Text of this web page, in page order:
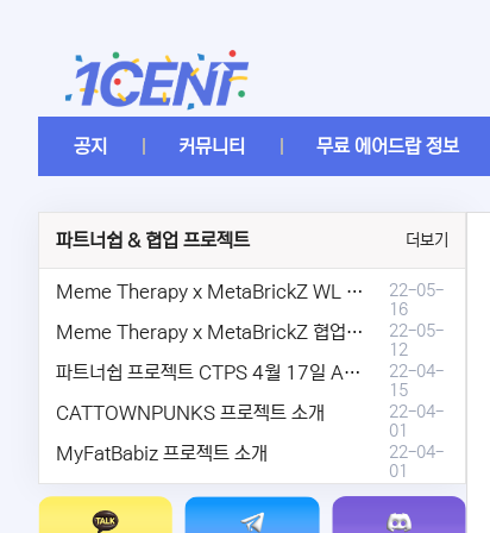
공지 커뮤니티 무료 에어드랍 정보
파트너쉽 & 협업 프로젝트 더보기
Meme Therapy x MetaBrickZ WL & AriDrop 이벤트 결과안내!
22-05-
16
Meme Therapy x MetaBrickZ 협업 & WL , AriDrop 이벤트 안내
22-05-
12
파트너쉽 프로젝트 CTPS 4월 17일 AMA안내.
22-04-
15
CATTOWNPUNKS 프로젝트 소개
22-04-
01
MyFatBabiz 프로젝트 소개
22-04-
01